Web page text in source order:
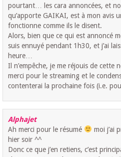
pourtant… les cara annoncées, et
qu’apporte GAIKAI, est à mon avis
fonctionne comme ils le disent.
Alors, bien que ce qui est annoncé
suis ennuyé pendant 1h30, et j’ai
heure…
Il n’empêche, je me réjouis de cette
merci pour le streaming et le
contenterai la prochaine fois (i.e.
Alphajet
Ah merci pour le résumé
moi j’ai
hier soir ^^
Donc ce que j’en retiens, c’est